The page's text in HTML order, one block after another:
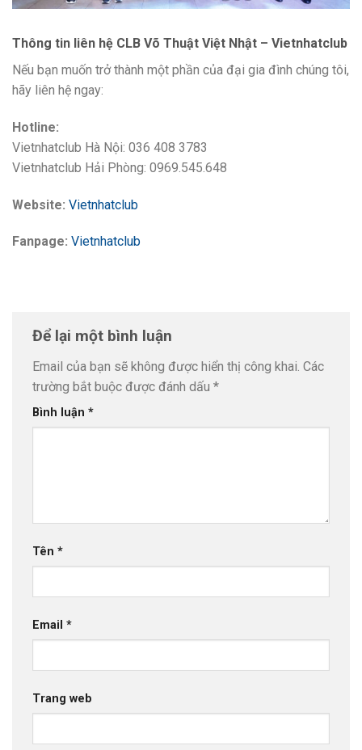
Thông tin liên hệ CLB Võ Thuật Việt Nhật – Vietnhatclub
Nếu bạn muốn trở thành một phần của đại gia đình chúng tôi,
hãy liên hệ ngay:
Hotline:
Vietnhatclub Hà Nội: 036 408 3783
Vietnhatclub Hải Phòng: 0969.545.648
Website: Vietnhatclub
Fanpage: Vietnhatclub
Để lại một bình luận
Email của bạn sẽ không được hiển thị công khai. Các
trường bắt buộc được đánh dấu *
Bình luận *
Tên *
Email *
Trang web